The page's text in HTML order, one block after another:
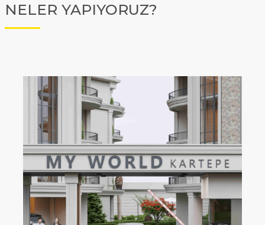
NELER YAPIYORUZ?